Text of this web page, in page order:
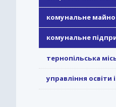
комунальне майно
комунальне
тернопільська
управління освіти